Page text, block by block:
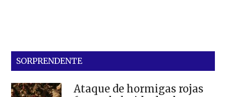
SORPRENDENTE
Ataque de hormigas rojas